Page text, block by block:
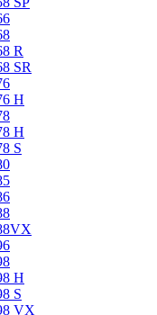
R
SR
H
H
S
H
S
VX